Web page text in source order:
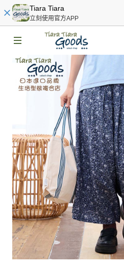
Tiara Tiara
立刻使用官方APP